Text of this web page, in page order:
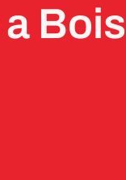
Bois